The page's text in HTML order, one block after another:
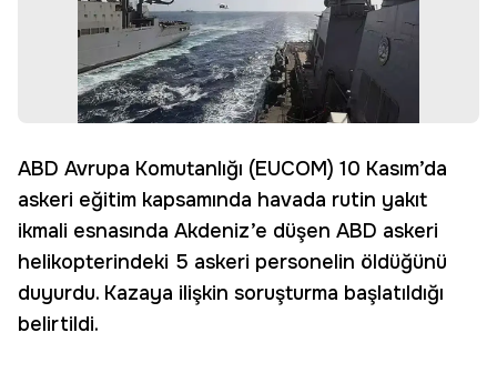
ABD Avrupa Komutanlığı (EUCOM) 10 Kasım’da
askeri eğitim kapsamında havada rutin yakıt
ikmali esnasında Akdeniz’e düşen ABD askeri
helikopterindeki 5 askeri personelin öldüğünü
duyurdu. Kazaya ilişkin soruşturma başlatıldığı
belirtildi.